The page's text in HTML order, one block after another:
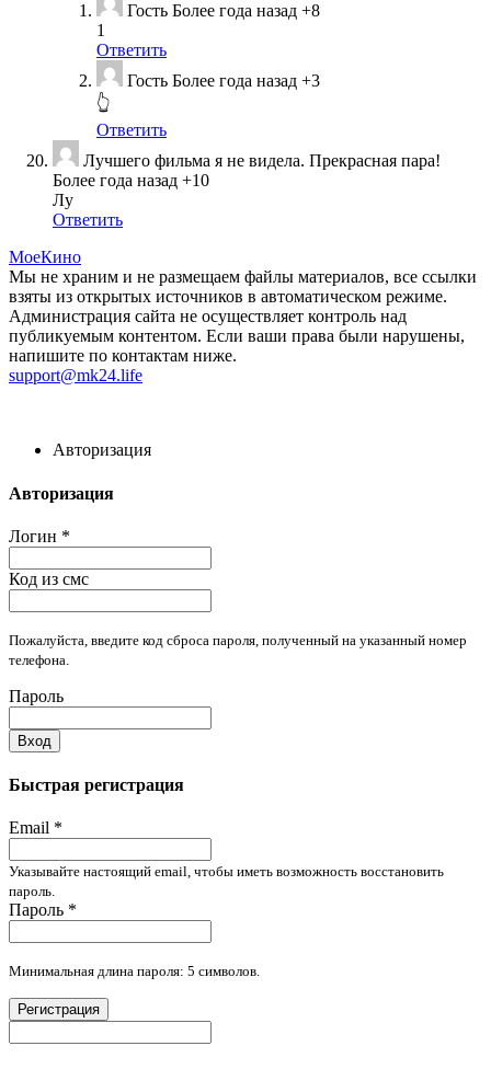
Гость Более года назад +8
1
Ответить
Гость Более года назад +3
👆
Ответить
Лучшего фильма я не видела. Прекрасная пара!
Более года назад +10
Лу
Ответить
МоеКино
Мы не храним и не размещаем файлы материалов, все ссылки
взяты из открытых источников в автоматическом режиме.
Администрация сайта не осуществляет контроль над
публикуемым контентом. Если ваши права были нарушены,
напишите по контактам ниже.
support@mk24.life
Авторизация
Авторизация
Логин *
Код из смс
Пожалуйста, введите код сброса пароля, полученный на указанный номер
телефона.
Пароль
Вход
Быстрая регистрация
Email *
Указывайте настоящий email, чтобы иметь возможность восстановить
пароль.
Пароль *
Минимальная длина пароля: 5 символов.
Регистрация